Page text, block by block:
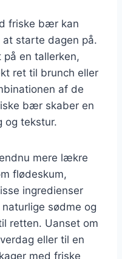
friske bær kan
starte dagen på.
en tallerken,
ret til brunch eller
af de
bær skaber en
og tekstur.
mere lækre
flødeskum,
ingredienser
sødme og
retten. Uanset om
eller til en
med friske